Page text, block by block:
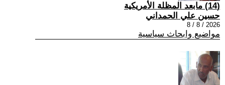
(14) مابعد المظلة الأمريكية
حسين علي الحمداني
2026 / 8 / 8
مواضيع وابحاث سياسية